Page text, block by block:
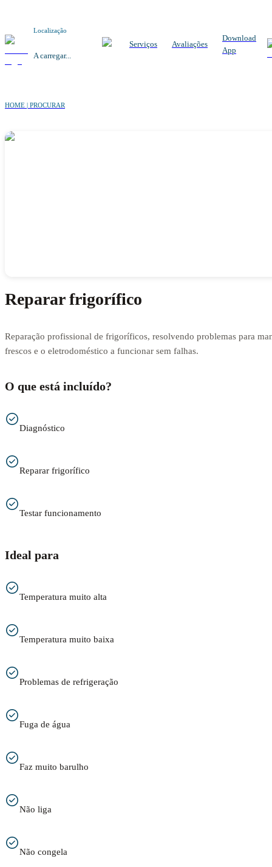
Localização
A carregar...
Serviços Avaliações
Download
App
HOME | PROCURAR
Reparar frigorífico
Reparação profissional de frigoríficos, resolvendo problemas para
frescos e o eletrodoméstico a funcionar sem falhas.
O que está incluído?
Diagnóstico
Reparar frigorífico
Testar funcionamento
Ideal para
Temperatura muito alta
Temperatura muito baixa
Problemas de refrigeração
Fuga de água
Faz muito barulho
Não liga
Não congela